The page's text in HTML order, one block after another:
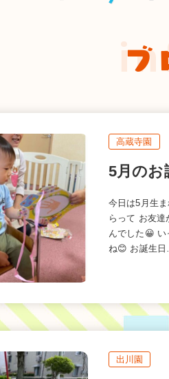
ブ
高蔵寺園
5月のお
今日は5月生
らって お友
んでした😀
ね😊 お誕生
出川園